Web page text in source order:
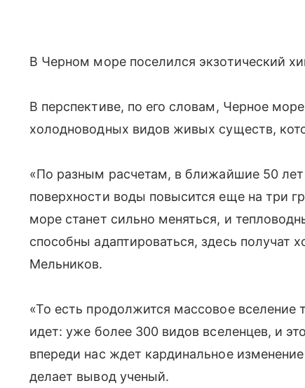
В Черном море поселился экзотический
В перспективе, по его словам, Черное
холодноводных видов живых существ,
«По разным расчетам, в ближайшие 50
поверхности воды повысится еще на три
море станет сильно меняться, и
способны адаптироваться, здесь получат
Мельников.
«То есть продолжится массовое вселение
идет: уже более 300 видов вселенцев, и
впереди нас ждет кардинальное
делает вывод ученый.